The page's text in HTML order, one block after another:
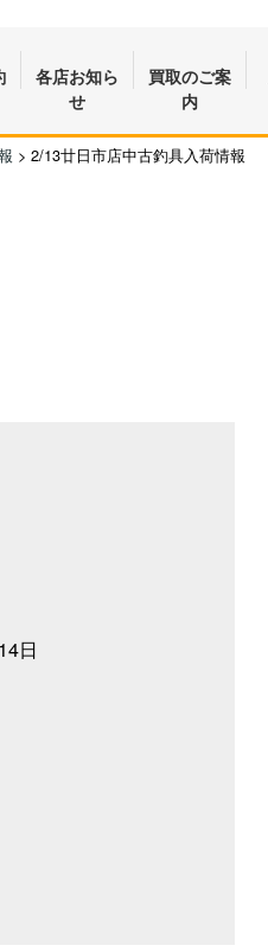
各店お知ら
せ
買取のご案
内
> 2/13廿日市店中古釣具入荷情報
日